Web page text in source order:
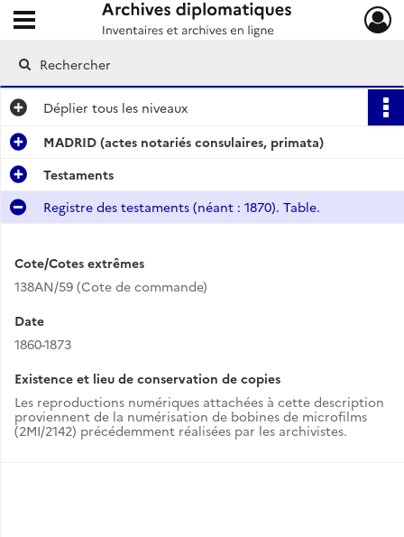
Archives diplomatiques
Ouvrir le menu déroulant
Déplier tous les niveaux
MADRID (actes notariés consulaires, primata)
Testaments
Registre des testaments (néant : 1870). Table.
Cote/Cotes extrêmes
138AN/59 (Cote de commande)
Date
1860-1873
Existence et lieu de conservation de copies
Les reproductions numériques attachées à cette description
proviennent de la numérisation de bobines de microfilms
(2MI/2142) précédemment réalisées par les archivistes.